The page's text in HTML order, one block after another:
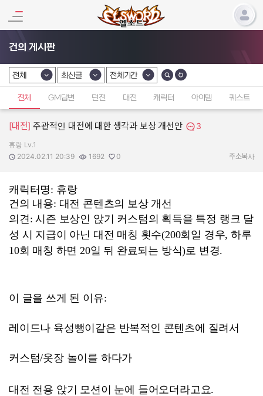
건의 게시판
카테고리 선택
전체
카테고리 선택
최신글
카테고리 선택
전체기간
전체 GM답변 던전 대전 캐릭터 아이템 퀘스트
[대전] 주관적인 대전에 대한 생각과 보상 개선안 3
작성자:
휴랑 Lv.1
작성일:
2024.02.11 20:39
조회수:
1692
추천수:
0 주소복사
캐릭터명: 휴랑
건의 내용: 대전 콘텐츠의 보상 개선
의견: 시즌 보상인 앉기 커스텀의 획득을 특정 랭크 달
성 시 지급이 아닌 대전 매칭 횟수(200회일 경우, 하루
10회 매칭 하면 20일 뒤 완료되는 방식)로 변경.
이 글을 쓰게 된 이유:
레이드나 육성뺑이같은 반복적인 콘텐츠에 질려서
커스텀/옷장 놀이를 하다가
대전 전용 앉기 모션이 눈에 들어오더라고요.